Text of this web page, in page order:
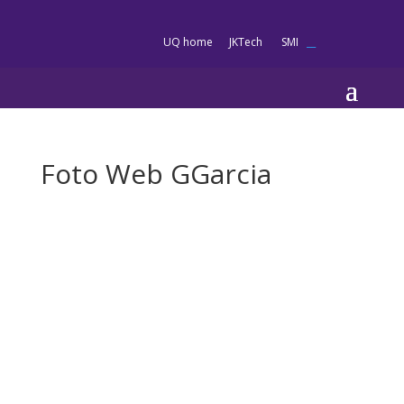
UQ home JKTech SMI
Foto Web GGarcia